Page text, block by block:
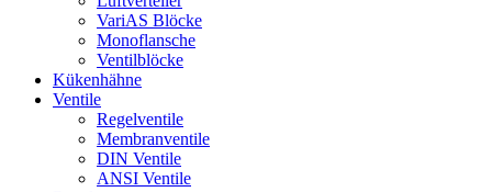
VariAS Blöcke
Monoflansche
Ventilblöcke
Kükenhähne
Ventile
Regelventile
Membranventile
DIN Ventile
ANSI Ventile